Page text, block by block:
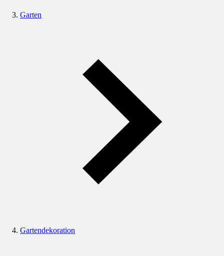
Garten
Gartendekoration